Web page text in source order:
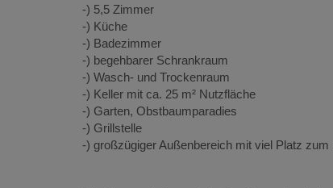
-) 5,5 Zimmer
-) Küche
-) Badezimmer
-) begehbarer Schrankraum
-) Wasch- und Trockenraum
-) Keller mit ca. 25 m² Nutzfläche
-) Garten, Obstbaumparadies
-) Grillstelle
-) großzügiger Außenbereich mit viel Platz zum